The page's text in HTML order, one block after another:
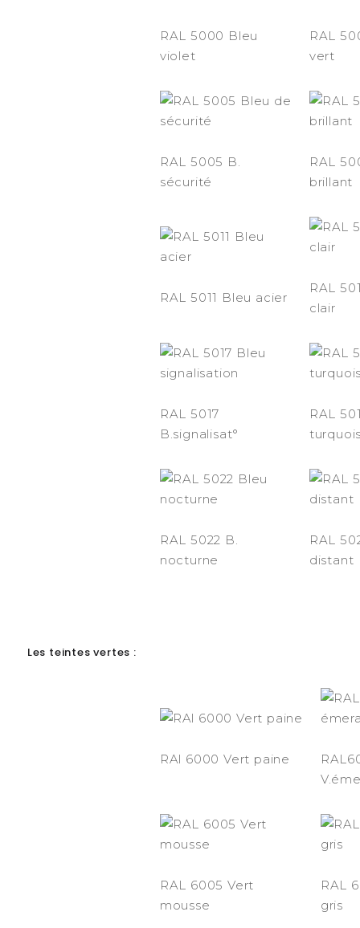
RAL 5000 Bleu
violet
RAL
vert
RAL 5005 B.
sécurité
RAL
brillant
RAL 5011 Bleu acier
RAL
clair
RAL 5017
B.signalisat°
RAL
RAL 5022 B.
nocturne
RAL
distant
Les teintes vertes :
RAl 6000 Vert paine
RAL 6005 Vert
mousse
RAL
gris